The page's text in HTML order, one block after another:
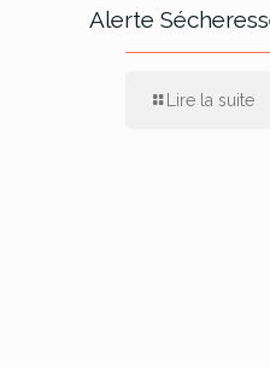
Alerte
Lire la suite